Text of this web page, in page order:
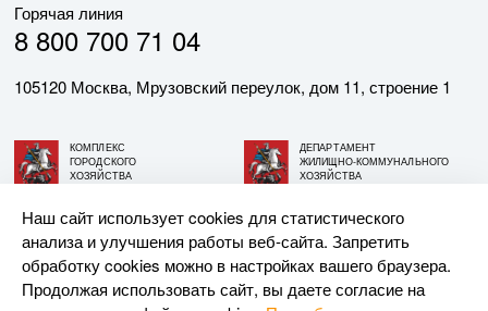
Горячая линия
8 800 700 71 04
105120 Москва, Мрузовский переулок, дом 11, строение 1
КОМПЛЕКС
ГОРОДСКОГО
ХОЗЯЙСТВА
ДЕПАРТАМЕНТ
ЖИЛИЩНО-КОММУНАЛЬНОГО
ХОЗЯЙСТВА
© АО «МОСГАЗ», 2026. При использовании материалов
ссылка на сайт обязательна.
Наш сайт использует cookies для статистического
анализа и улучшения работы веб-сайта. Запретить
обработку cookies можно в настройках вашего браузера.
Продолжая использовать сайт, вы даете согласие на